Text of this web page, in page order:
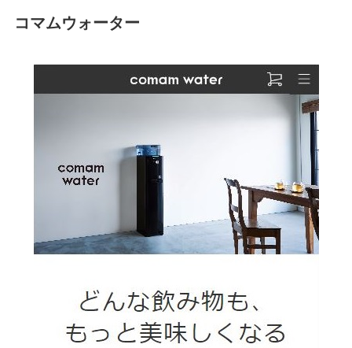
コマムウォーター